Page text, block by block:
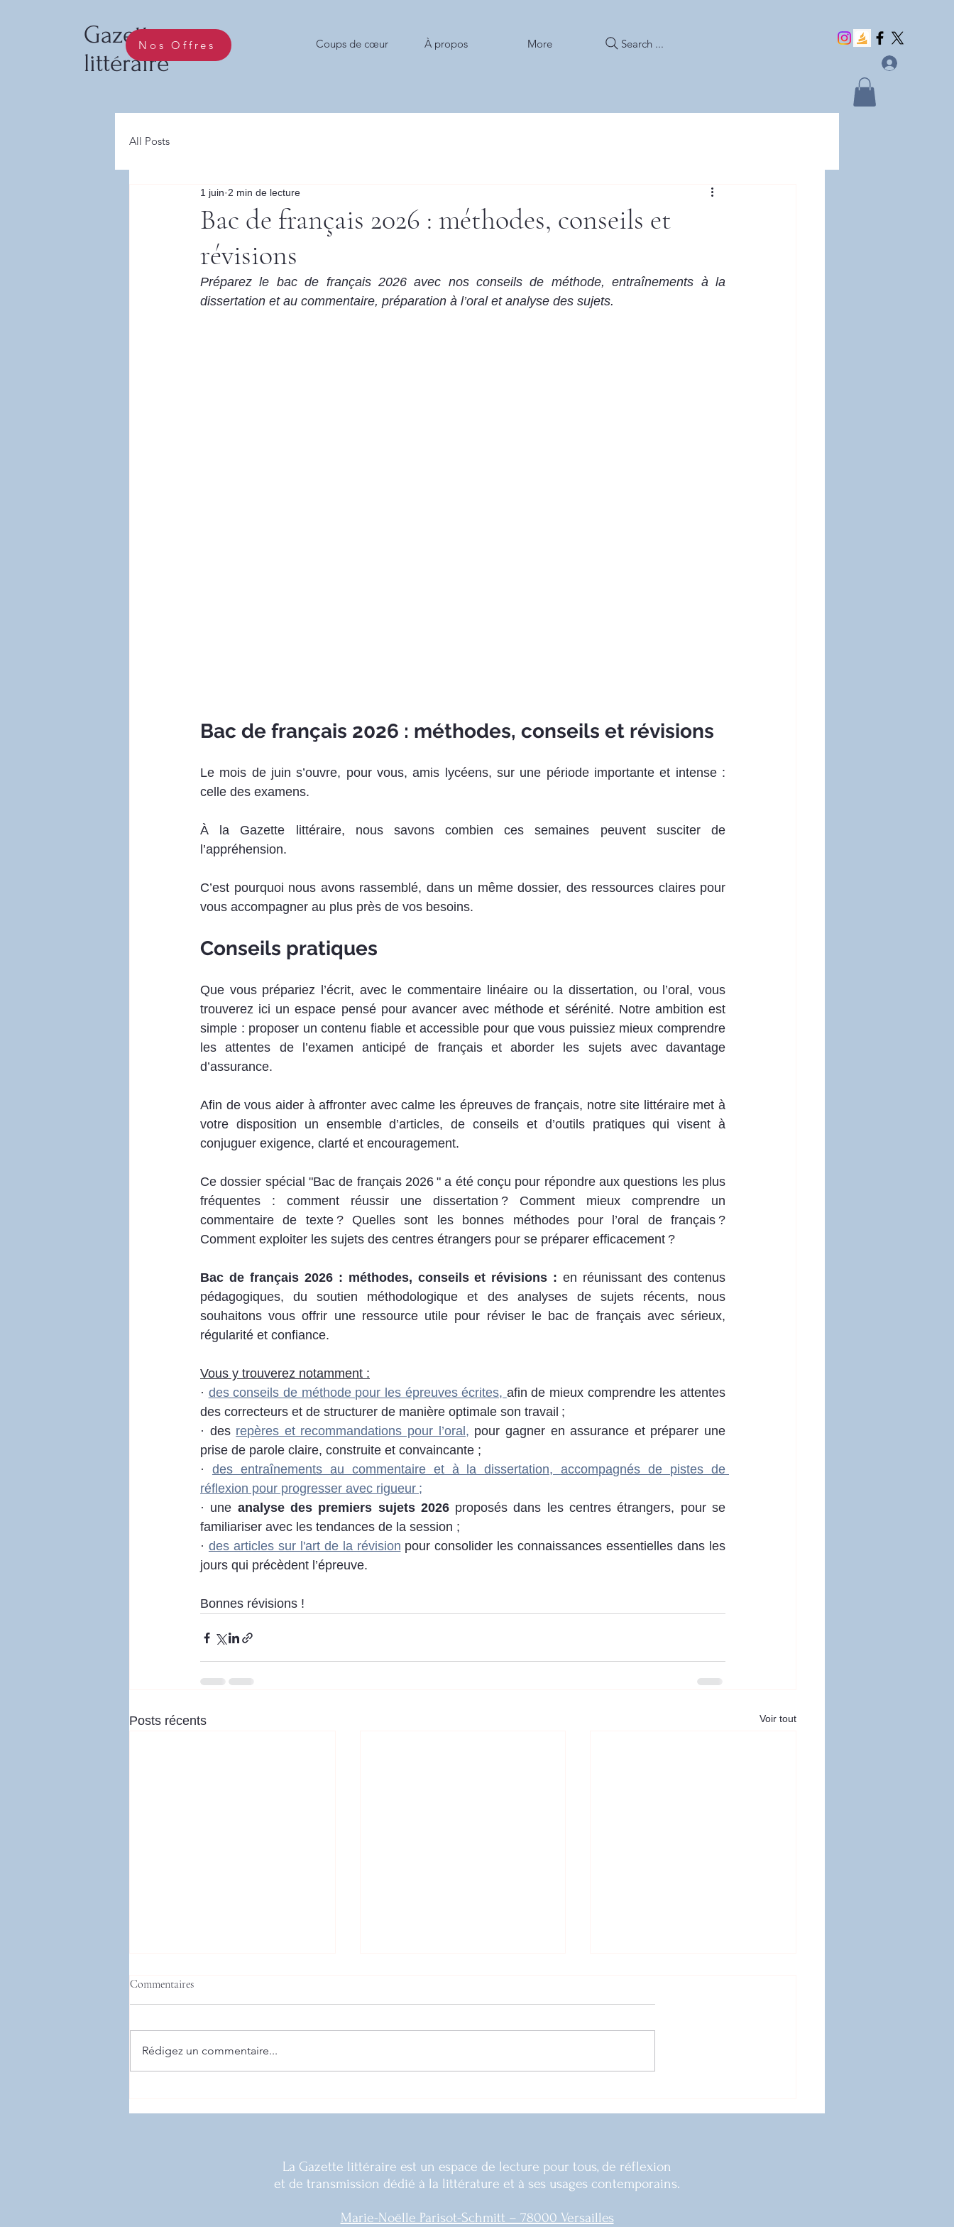
Gazette
littéraire
Nos Offres Coups de cœur À propos More Search ...
All Posts
Bac de français 2026 : méthodes, conseils et
révisions
1 juin 2 min de lecture
Préparez le bac de français 2026 avec nos conseils de méthode, entraînements à la
dissertation et au commentaire, préparation à l’oral et analyse des sujets.
Bac de français 2026 : méthodes, conseils et révisions
Le mois de juin s’ouvre, pour vous, amis lycéens, sur une période importante et intense :
celle des examens.
À la Gazette littéraire, nous savons combien ces semaines peuvent susciter de
l’appréhension.
C’est pourquoi nous avons rassemblé, dans un même dossier, des ressources claires pour
vous accompagner au plus près de vos besoins.
Conseils pratiques
Que vous prépariez l’écrit, avec le commentaire linéaire ou la dissertation, ou l’oral, vous
trouverez ici un espace pensé pour avancer avec méthode et sérénité. Notre ambition est
simple : proposer un contenu fiable et accessible pour que vous puissiez mieux comprendre
les attentes de l’examen anticipé de français et aborder les sujets avec davantage
d’assurance.
Afin de vous aider à affronter avec calme les épreuves de français, notre site littéraire met à
votre disposition un ensemble d’articles, de conseils et d’outils pratiques qui visent à
conjuguer exigence, clarté et encouragement.
Ce dossier spécial "Bac de français 2026 " a été conçu pour répondre aux questions les plus
fréquentes : comment réussir une dissertation ? Comment mieux comprendre un
commentaire de texte ? Quelles sont les bonnes méthodes pour l’oral de français ?
Comment exploiter les sujets des centres étrangers pour se préparer efficacement ?
Bac de français 2026 : méthodes, conseils et révisions : en réunissant des contenus
pédagogiques, du soutien méthodologique et des analyses de sujets récents, nous
souhaitons vous offrir une ressource utile pour réviser le bac de français avec sérieux,
régularité et confiance.
Vous y trouverez notamment :
· des conseils de méthode pour les épreuves écrites, afin de mieux comprendre les attentes
des correcteurs et de structurer de manière optimale son travail ;
· des repères et recommandations pour l’oral, pour gagner en assurance et préparer une
prise de parole claire, construite et convaincante ;
· des entraînements au commentaire et à la dissertation, accompagnés de pistes de
réflexion pour progresser avec rigueur ;
· une analyse des premiers sujets 2026 proposés dans les centres étrangers, pour se
familiariser avec les tendances de la session ;
· des articles sur l'art de la révision pour consolider les connaissances essentielles dans les
jours qui précèdent l’épreuve.
Bonnes révisions !
Posts récents Voir tout
Commentaires
Rédigez un commentaire...
La Gazette littéraire est un espace de lecture pour tous, de réflexion
et de transmission dédié à la littérature et à ses usages contemporains.
Marie-Noëlle Parisot-Schmitt – 78000 Versailles